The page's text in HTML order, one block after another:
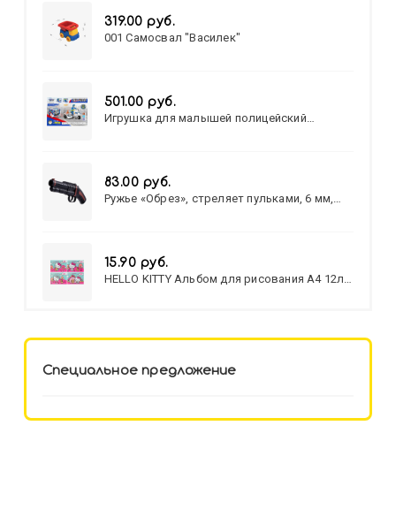
319.00 руб.
001 Самосвал "Василек"
501.00 руб.
Игрушка для малышей полицейский
83.00 руб.
Ружье «Обрез», стреляет пульками, 6 мм,
15.90 руб.
HELLO KITTY Альбом для рисования А4 12л.
Специальное предложение